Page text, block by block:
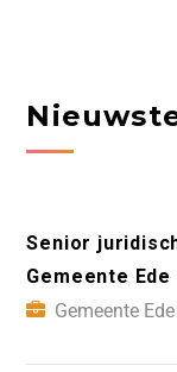
Senior
Gemeente Ede
Gemeente Ede